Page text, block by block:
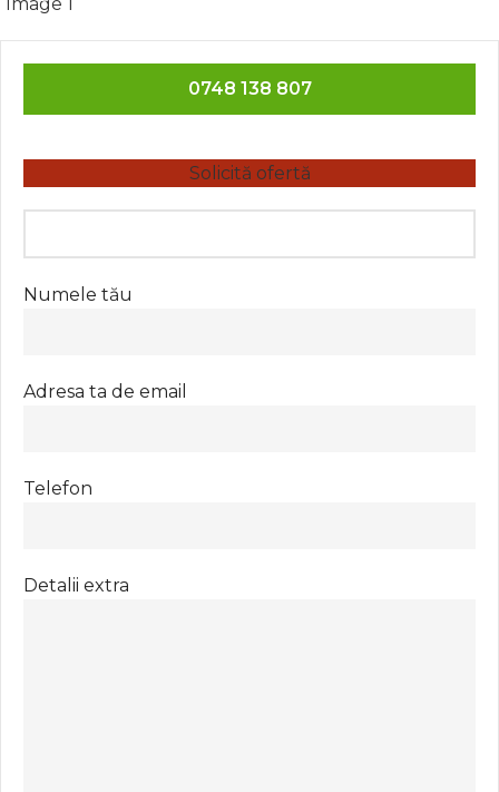
0748 138 807
Solicită ofertă
Numele tău
Adresa ta de email
Telefon
Detalii extra